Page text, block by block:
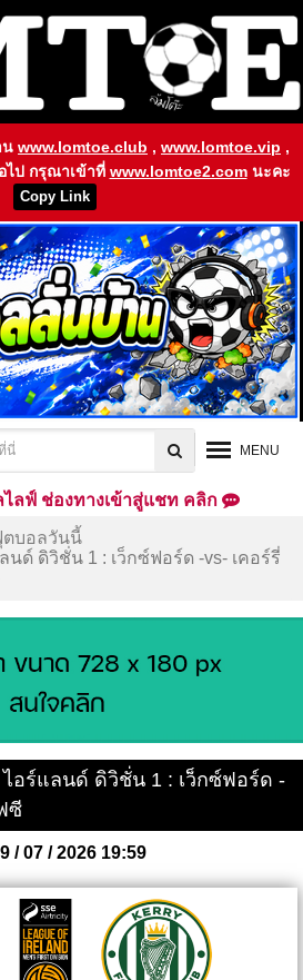
น www.lomtoe.club , www.lomtoe.vip ,
ไป กรุณาเข้าที่ www.lomtoe2.comนะคะ
Copy Link
MENU
ลฟ์ ช่องทางเข้าสู่แชท คลิก
ตบอลวันนี้
นด์ ดิวิชั่น 1 : เว็กซ์ฟอร์ด -vs- เคอร์รี่
ไอร์แลนด์ ดิวิชั่น 1 : เว็กซ์ฟอร์ด -
ซี
/ 07 / 2026 19:59